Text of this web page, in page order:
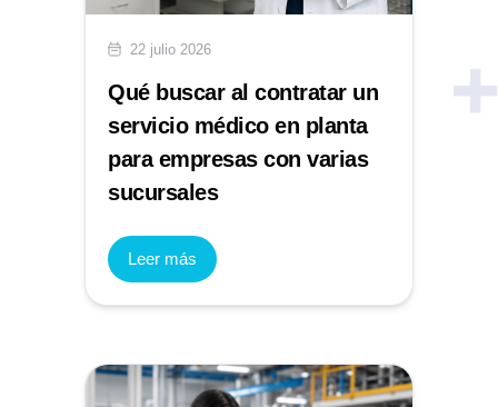
22 julio 2026
Qué buscar al contratar un
servicio médico en planta
para empresas con varias
sucursales
Leer más